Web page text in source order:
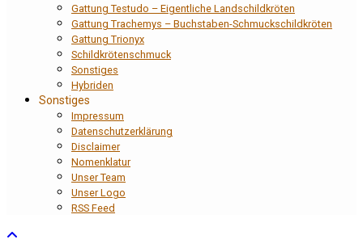
Gattung Testudo – Eigentliche Landschildkröten
Gattung Trachemys – Buchstaben-Schmuckschildkröten
Gattung Trionyx
Schildkrötenschmuck
Sonstiges
Hybriden
Sonstiges
Impressum
Datenschutzerklärung
Disclaimer
Nomenklatur
Unser Team
Unser Logo
RSS Feed